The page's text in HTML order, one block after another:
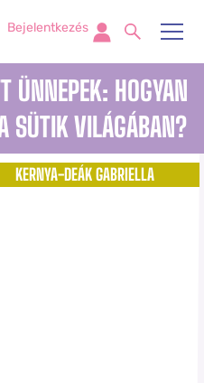
Bejelentkezés
ÜNNEPEK: HOGYAN
SÜTIK VILÁGÁBAN?
KERNYA-DEÁK GABRIELLA